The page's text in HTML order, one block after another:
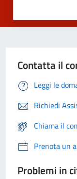
Contatta il
Leggi le
Richiedi
Chiama il
Prenota un
Problemi in